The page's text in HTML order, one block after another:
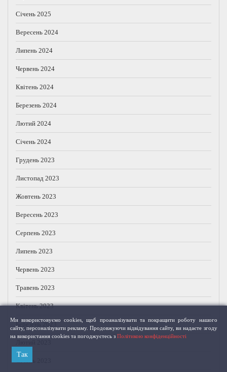
Січень 2025
Вересень 2024
Липень 2024
Червень 2024
Квітень 2024
Березень 2024
Лютий 2024
Січень 2024
Грудень 2023
Листопад 2023
Жовтень 2023
Вересень 2023
Серпень 2023
Липень 2023
Червень 2023
Травень 2023
Квітень 2023
Березень 2023
Ми використовуємо cookies, щоб проаналізувати та покращити роботу нашого
сайту, персоналізувати рекламу. Продовжуючи відвідування сайту, ви надаєте згоду
на використання cookies та погоджуєтесь з Політикою конфіденційності
Так